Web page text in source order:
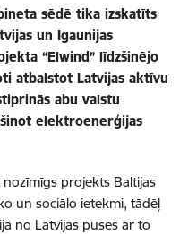
sēdē tika izskatīts
un Igaunijas
“Elwind” līdzšinējo
atbalstot Latvijas aktīvu
abu valstu
elektroenerģijas
nozīmīgs projekts Baltijas
un sociālo ietekmi, tādēļ
no Latvijas puses ar to